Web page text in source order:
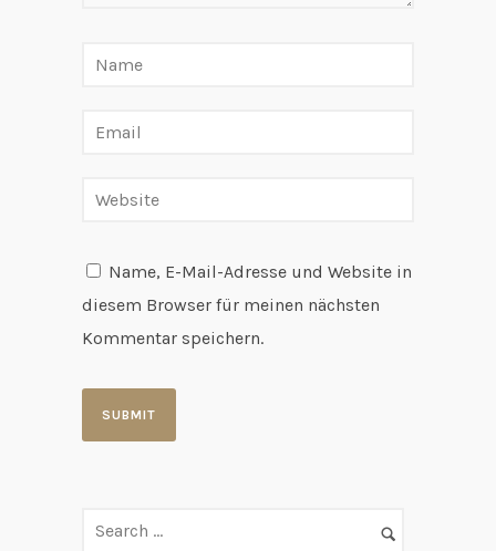
Name, E-Mail-Adresse und Website in
diesem Browser für meinen nächsten
Kommentar speichern.